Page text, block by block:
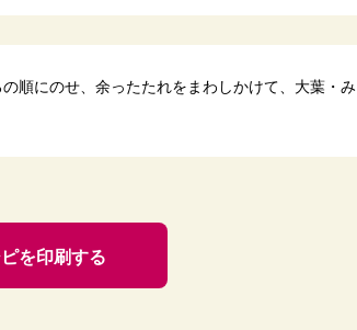
順にのせ、余ったたれをまわしかけて、大葉・み
を印刷する